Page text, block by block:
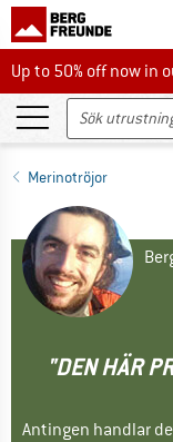
Up to 50% off now in
Up to 50% off now
Merinotröjor
"DEN HÄR
Antingen handlar